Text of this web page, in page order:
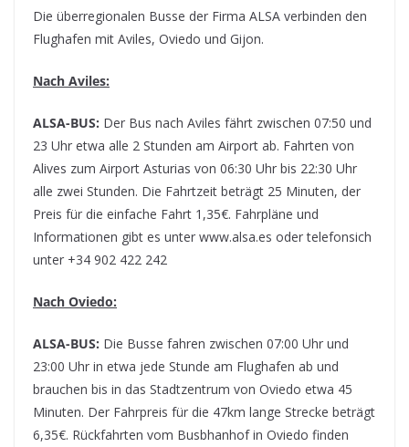
Die überregionalen Busse der Firma ALSA verbinden den
Flughafen mit Aviles, Oviedo und Gijon.
Nach Aviles:
ALSA-BUS: Der Bus nach Aviles fährt zwischen 07:50 und
23 Uhr etwa alle 2 Stunden am Airport ab. Fahrten von
Alives zum Airport Asturias von 06:30 Uhr bis 22:30 Uhr
alle zwei Stunden. Die Fahrtzeit beträgt 25 Minuten, der
Preis für die einfache Fahrt 1,35€. Fahrpläne und
Informationen gibt es unter www.alsa.es oder telefonsich
unter +34 902 422 242
Nach Oviedo:
ALSA-BUS: Die Busse fahren zwischen 07:00 Uhr und
23:00 Uhr in etwa jede Stunde am Flughafen ab und
brauchen bis in das Stadtzentrum von Oviedo etwa 45
Minuten. Der Fahrpreis für die 47km lange Strecke beträgt
6,35€. Rückfahrten vom Busbhanhof in Oviedo finden